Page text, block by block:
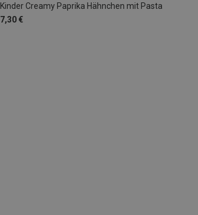
Kinder Creamy Paprika Hähnchen mit Pasta
7,30 €